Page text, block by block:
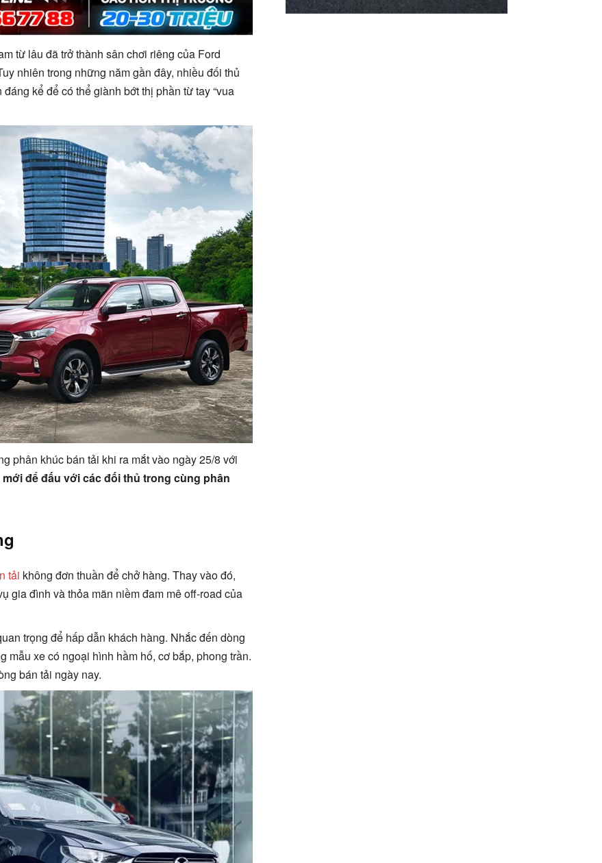
từ lâu đã trở thành sân chơi riêng của Ford
nhiên trong những năm gần đây, nhiều đối thủ
kể để có thể giành bớt thị phần từ tay “vua
phân khúc bán tải khi ra mắt vào ngày 25/8 với
mới để đấu với các đối thủ trong cùng phân
tải không đơn thuần để chở hàng. Thay vào đó,
gia đình và thỏa mãn niềm đam mê off-road của
trọng để hấp dẫn khách hàng. Nhắc đến dòng
xe có ngoại hình hầm hố, cơ bắp, phong trần.
bán tải ngày nay.